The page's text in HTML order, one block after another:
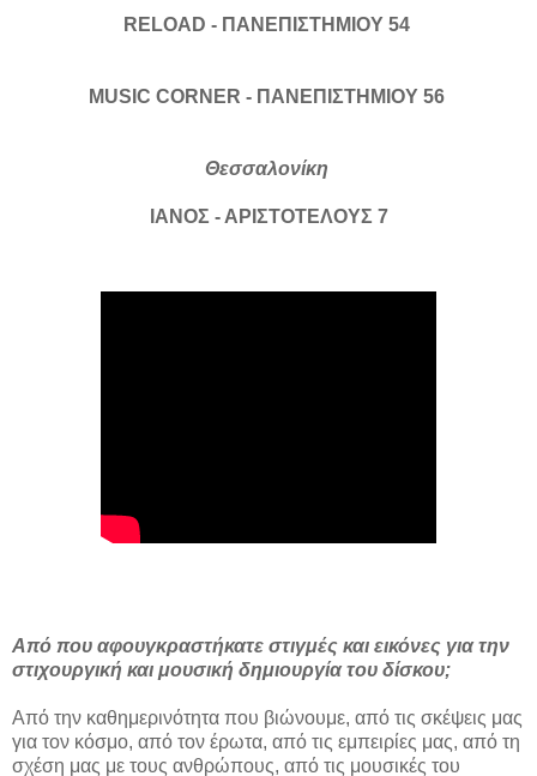
RELOAD - ΠΑΝΕΠΙΣΤΗΜΙΟΥ 54
MUSIC CORNER - ΠΑΝΕΠΙΣΤΗΜΙΟΥ 56
Θεσσαλονίκη
ΙΑΝΟΣ - ΑΡΙΣΤΟΤΕΛΟΥΣ 7
Από που αφουγκραστήκατε στιγμές και εικόνες για την
στιχουργική και μουσική δημιουργία του δίσκου;
Από την καθημερινότητα που βιώνουμε, από τις σκέψεις μας
για τον κόσμο, από τον έρωτα, από τις εμπειρίες μας, από τη
σχέση μας με τους ανθρώπους, από τις μουσικές του